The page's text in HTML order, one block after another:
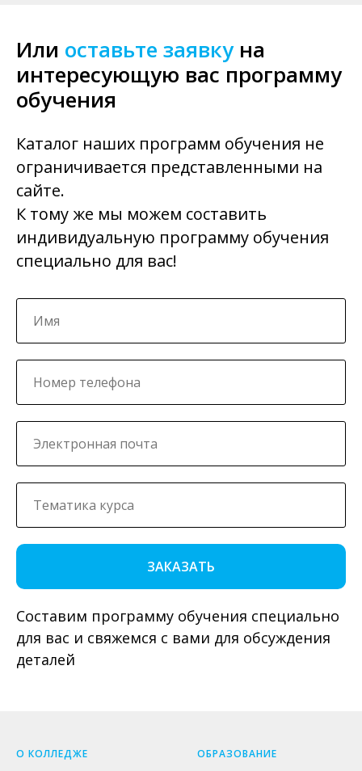
Или оставьте заявкуна
интересующую вас программу
обучения
Каталог наших программ обучения не
ограничивается представленными на
сайте.
К тому же мы можем составить
индивидуальную программу обучения
специально для вас!
ЗАКАЗАТЬ
Составим программу обучения специально
для вас и свяжемся с вами для обсуждения
деталей
О КОЛЛЕДЖЕ
ОБРАЗОВАНИЕ